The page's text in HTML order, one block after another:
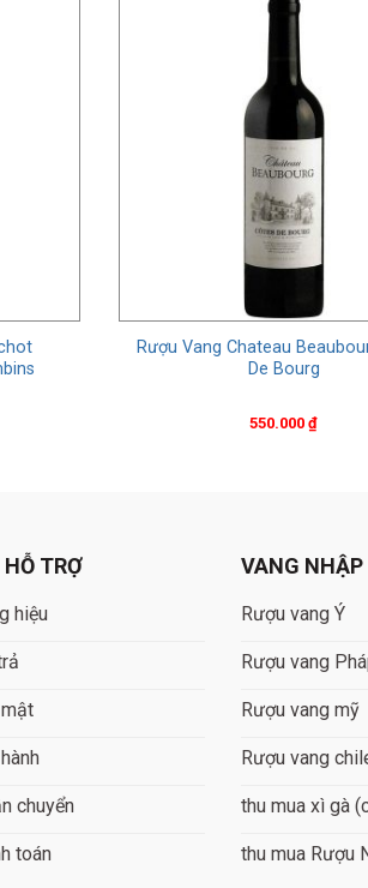
Rượu Vang Chateau
De Bourg
550.000₫
TRỢ
hiệu
chuyển
toán
VANG
Rượu vang Ý
Rượu vang
Rượu vang mỹ
Rượu vang
thu mua xì gà
thu mua Rượu